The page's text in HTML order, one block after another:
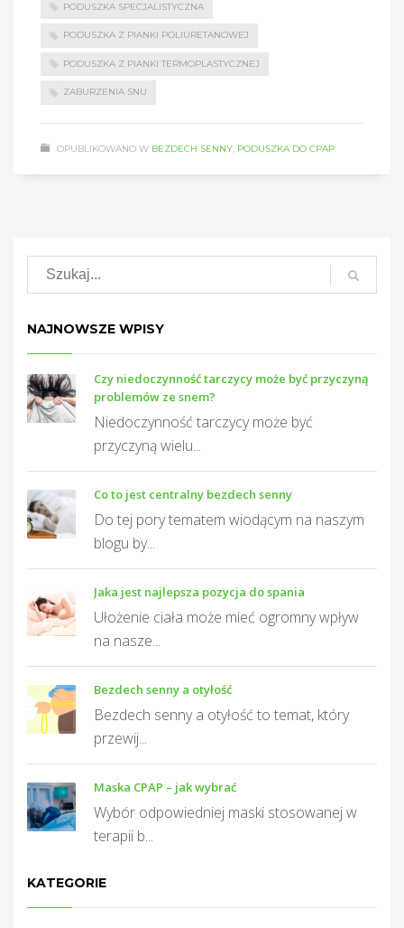
PODUSZKA SPECJALISTYCZNA
PODUSZKA Z PIANKI POLIURETANOWEJ
PODUSZKA Z PIANKI TERMOPLASTYCZNEJ
ZABURZENIA SNU
OPUBLIKOWANO W BEZDECH SENNY PODUSZKA DO CPAP
NAJNOWSZE WPISY
Czy niedoczynność tarczycy może być przyczyną
problemów ze snem?
Niedoczynność tarczycy może być
przyczyną wielu...
Co to jest centralny bezdech senny
Do tej pory tematem wiodącym na naszym
blogu by...
Jaka jest najlepsza pozycja do spania
Ułożenie ciała może mieć ogromny wpływ
na nasze...
Bezdech senny a otyłość
Bezdech senny a otyłość to temat, który
przewij...
Maska CPAP – jak wybrać
Wybór odpowiedniej maski stosowanej w
terapii b...
KATEGORIE